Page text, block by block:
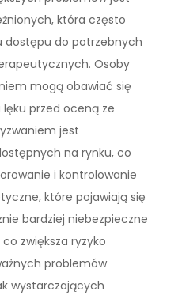
która często
dostępu do potrzebnych
Osoby
mogą obawiać się
przed oceną ze
jest
na rynku, co
i kontrolowanie
które pojawiają się
bardziej niebezpieczne
zwiększa ryzyko
problemów
wystarczających